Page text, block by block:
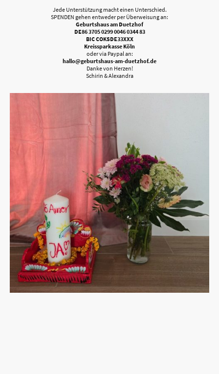
Jede Unterstützung macht einen Unterschied.
SPENDEN gehen entweder per Überweisung an:
Geburtshaus am Duetzhof
DE86 3705 0299 0046 0344 83
BIC COKSDE33XXX
Kreissparkasse Köln
oder via Paypal an:
hallo@geburtshaus-am-duetzhof.de
Danke von Herzen!
Schirin & Alexandra